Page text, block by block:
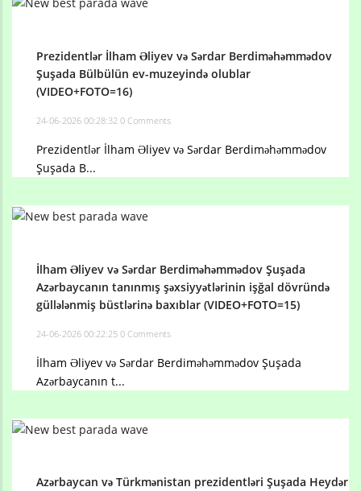
Prezidentlər İlham Əliyev və Sərdar Berdiməhəmmədov
Şuşada Bülbülün ev-muzeyində olublar
(VIDEO+FOTO=16)
24-06-2026 00:28:32 0 Comments
Prezidentlər İlham Əliyev və Sərdar Berdiməhəmmədov
Şuşada B...
İlham Əliyev və Sərdar Berdiməhəmmədov Şuşada
Azərbaycanın tanınmış şəxsiyyətlərinin işğal dövründə
güllələnmiş büstlərinə baxıblar (VIDEO+FOTO=15)
24-06-2026 00:22:25 0 Comments
İlham Əliyev və Sərdar Berdiməhəmmədov Şuşada
Azərbaycanın t...
Azərbaycan və Türkmənistan prezidentləri Şuşada Heydər